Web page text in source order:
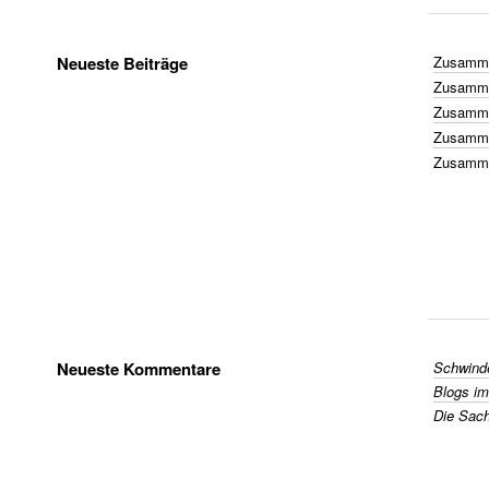
Neueste Beiträge
Neueste Kommentare
Blogs
Die